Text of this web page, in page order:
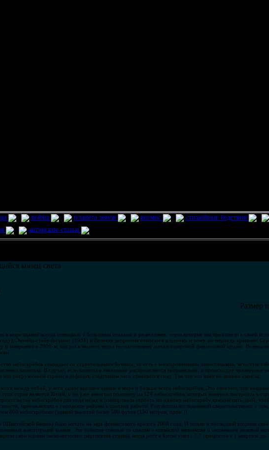
война планета земля космос стихийные бедствия
авторские статьи
конец света
Размер
в мире зданий всегда совпадало с большими спадами и рецессиями, через которые мы проходили в своей
Эмпайр-стейт-билдинг (1931) и Великая депрессия относятся к одному и тому же периоду времени.
завершено в 2009-м, как раз в момент, когда по-настоящему начался мировой финансовый кризис.
небоскрёбов совпадает со строительными бумами, то есть с массированными инвестициями, зачастую
капитала. В случае, если капитал в экономике распределяется неправильно, и происходит чрезмерное
это погружением страны в дефицит, следствием чего становится спад. Так что это явно не лишено смысла.
между собой, у кого самое высокое здание в мире и больше всего небоскрёбов. Это означает, что
стран является Китай, и он уже закончил половину из 124 небоскрёбов, которых намерен построить в
небоскрёбов два года назад и планировали строить по одному небоскрёбу каждые пять дней,
приезжающих в городские районы в поисках работы. Результаты исследований свидетельствуют о
800 небоскрёбами (зданий высотой более 500 футов (150 метров; прим.)).
(Шанхайской башни) было начато на заре финансового кризиса 2008 года. И только в последний вторник своё
конструкций здания. Это событие совпало со спадом в китайской экономике и снижением деловой
свои оценки экономических перспектив страны, когда рост в Китае упал с 7,7 процентов в 1 квартале до